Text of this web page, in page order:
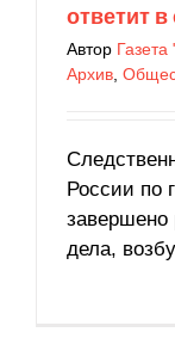
ответит
Автор
Архив
России по
завершено
дела,